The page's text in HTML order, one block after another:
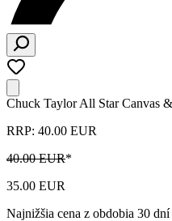
Chuck Taylor All Star Canvas
RRP: 40.00 EUR
40.00 EUR*
35.00 EUR
Najnižšia cena z obdobia 30